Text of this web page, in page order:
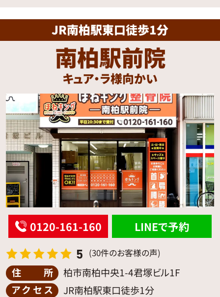
JR南柏駅東口徒歩1分
南柏駅前院
キュア・ラ様向かい
5 (30件のお客様の声)
住所
柏市南柏中央1-4君塚ビル1F
アクセス
JR南柏駅東口徒歩1分
0120-161-160 LINEで予約